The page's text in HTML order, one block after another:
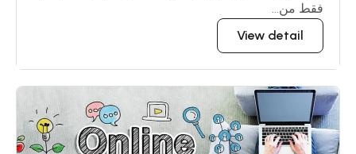
فقط من...
View detail